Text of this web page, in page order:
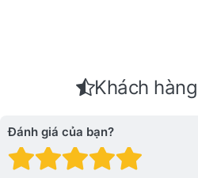
Khách
Đánh giá của bạn?
Đánh
Đánh giá:
Đánh giá: 2
Đánh giá: 1